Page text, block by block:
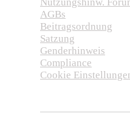
AGBs
Beitragsordnung
Satzung
Genderhinweis
Compliance
Cookie